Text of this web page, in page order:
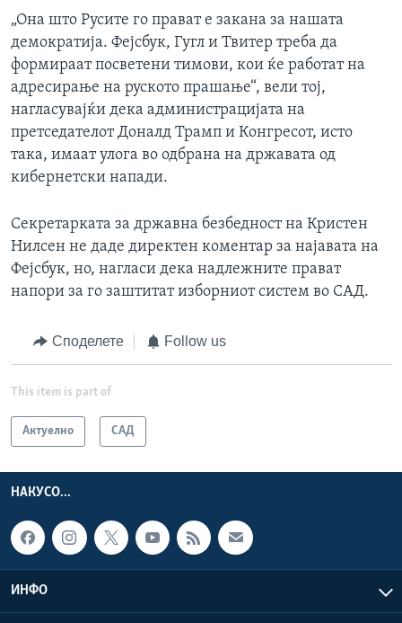
„Она што Русите го прават е закана за нашата
демократија. Фејсбук, Гугл и Твитер треба да
формираат посветени тимови, кои ќе работат на
адресирање на руското прашање“, вели тој,
нагласувајќи дека администрацијата на
претседателот Доналд Трамп и Конгресот, исто
така, имаат улога во одбрана на државата од
кибернетски напади.
Секретарката за државна безбедност на Кристен
Нилсен не даде директен коментар за најавата на
Фејсбук, но, нагласи дека надлежните прават
напори за го заштитат изборниот систем во САД.
Споделете Follow us
This item is part of
Актуелно САД
НАКУСО...
ИНФО